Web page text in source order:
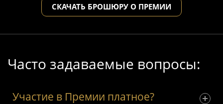
СКАЧАТЬ БРОШЮРУ О ПРЕМИИ
Часто задаваемые вопросы:
Участие в Премии платное?